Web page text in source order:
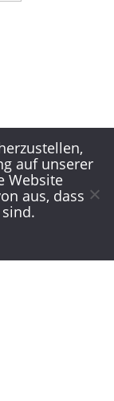
auf unserer
Website
aus, dass